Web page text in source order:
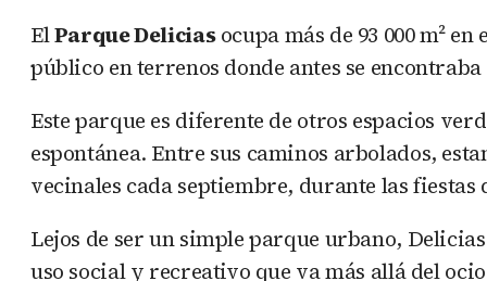
ElParque Deliciasocupa más de 93 000 m²
público en terrenos donde antes se
Este parque es diferente de otros espacios
espontánea. Entre sus caminos arbolados,
vecinales cada septiembre, durante las
Lejos de ser un simple parque urbano,
uso social y recreativo que va más allá del